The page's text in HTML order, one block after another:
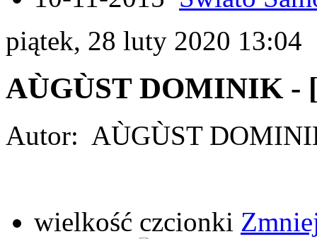
piątek, 28 luty 2020 13:04
AÙGÙST DOMINIK -
Autor: AÙGÙST
wielkość czcionki